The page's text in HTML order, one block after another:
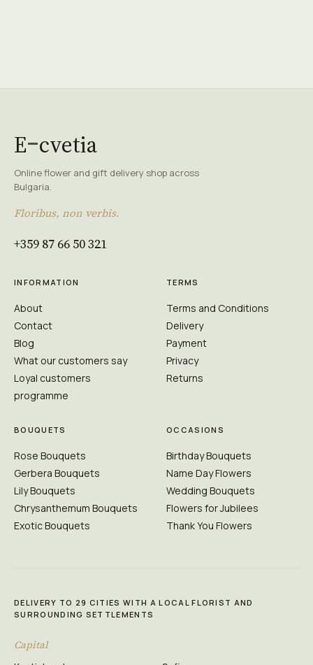
E cvetia
Online flower and gift delivery shop across
Bulgaria.
Floribus, non verbis.
+359 87 66 50 321
INFORMATION
About
Contact
Blog
What our customers say
Loyal customers
programme
TERMS
Terms and Conditions
Delivery
Payment
Privacy
Returns
BOUQUETS
Rose Bouquets
Gerbera Bouquets
Lily Bouquets
Chrysanthemum Bouquets
Exotic Bouquets
OCCASIONS
Birthday Bouquets
Name Day Flowers
Wedding Bouquets
Flowers for Jubilees
Thank You Flowers
DELIVERY TO 29 CITIES WITH A LOCAL FLORIST AND
SURROUNDING SETTLEMENTS
Capital